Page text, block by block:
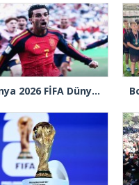
İspanya 2026 FİFA Dünya Şampiyonu